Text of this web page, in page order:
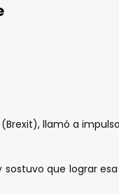
llamó a
que lograr